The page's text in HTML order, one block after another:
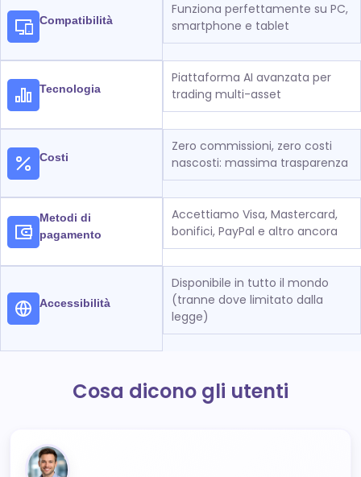
Compatibilità
Funziona perfettamente su PC,
smartphone e tablet
Tecnologia
Piattaforma AI avanzata per
trading multi-asset
Costi
Zero commissioni, zero costi
nascosti: massima trasparenza
Metodi di
pagamento
Accettiamo Visa, Mastercard,
bonifici, PayPal e altro ancora
Accessibilità
Disponibile in tutto il mondo
(tranne dove limitato dalla
legge)
Cosa dicono gli utenti